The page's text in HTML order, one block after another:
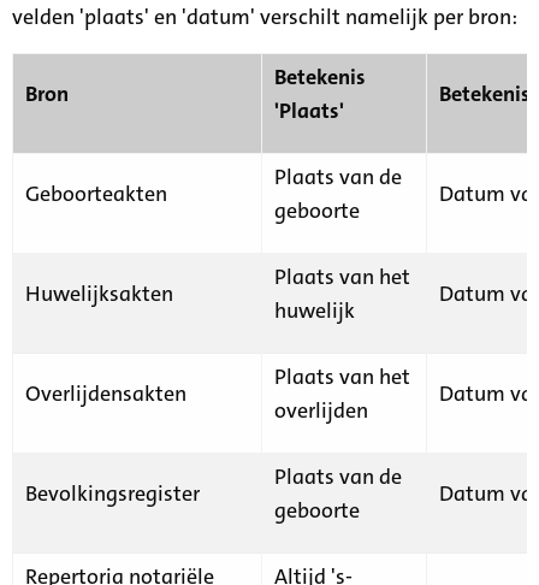
velden 'plaats' en 'datum' verschilt namelijk per bron:
Bron
Betekenis
'Plaats'
Geboorteakten
Plaats van de
geboorte
Datum
Huwelijksakten
Plaats van het
huwelijk
Datum
Overlijdensakten
Plaats van het
overlijden
Datum
Bevolkingsregister
Plaats van de
geboorte
Datum
Repertoria notariële
Altijd 's-